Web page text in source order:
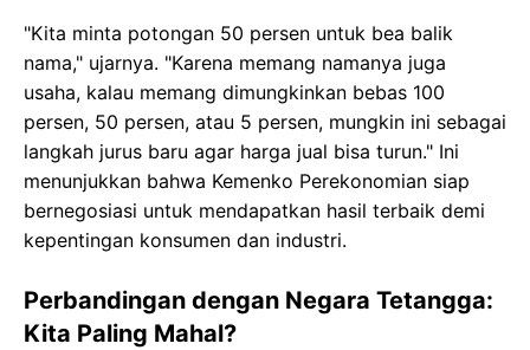
"Kita minta potongan 50 persen untuk bea balik
nama," ujarnya. "Karena memang namanya juga
usaha, kalau memang dimungkinkan bebas 100
persen, 50 persen, atau 5 persen, mungkin ini sebagai
langkah jurus baru agar harga jual bisa turun." Ini
menunjukkan bahwa Kemenko Perekonomian siap
bernegosiasi untuk mendapatkan hasil terbaik demi
kepentingan konsumen dan industri.
Perbandingan dengan Negara Tetangga:
Kita Paling Mahal?